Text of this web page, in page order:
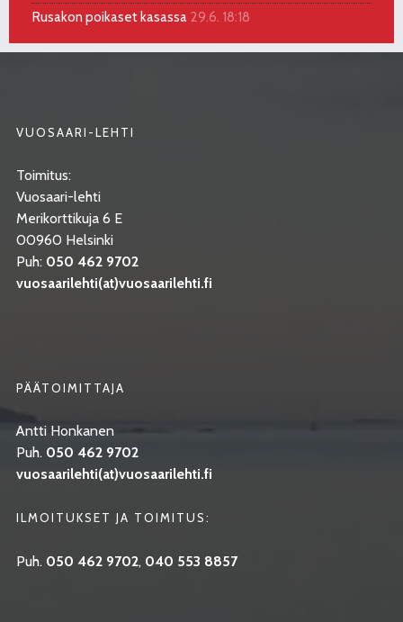
Rusakon poikaset kasassa 29.6. 18:18
VUOSAARI-LEHTI
Toimitus:
Vuosaari-lehti
Merikorttikuja 6 E
00960 Helsinki
Puh: 050 462 9702
vuosaarilehti(at)vuosaarilehti.fi
PÄÄTOIMITTAJA
Antti Honkanen
Puh. 050 462 9702
vuosaarilehti(at)vuosaarilehti.fi
ILMOITUKSET JA TOIMITUS:
Puh. 050 462 9702, 040 553 8857